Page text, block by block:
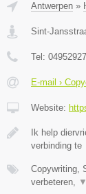
Antwerpen »
Sint-
Tel:
E-mail ›
Website:
Ik help
verbinding te
Copywriting,
verbeteren, ▼